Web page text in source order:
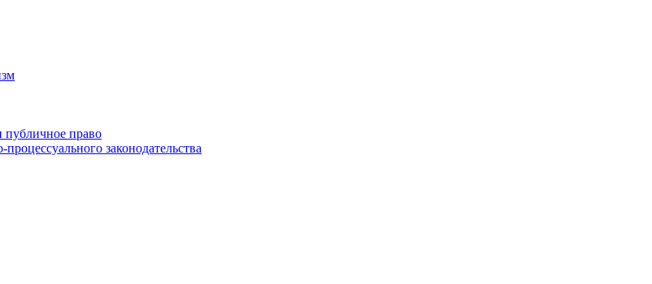
публичное право
законодательства